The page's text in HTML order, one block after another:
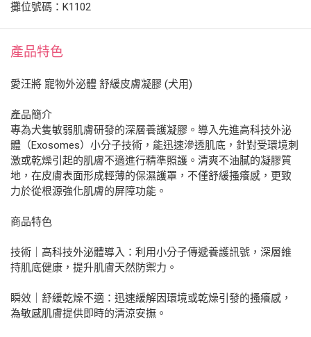
攤位號碼：K1102
產品特色
愛汪將 寵物外泌體 舒緩皮膚凝膠 (犬用)
產品簡介
專為犬隻敏弱肌膚研發的深層養護凝膠。導入先進高科技外泌
體（Exosomes）小分子技術，能迅速滲透肌底，針對受環境刺
激或乾燥引起的肌膚不適進行精準照護。清爽不油膩的凝膠質
地，在皮膚表面形成輕薄的保濕護罩，不僅舒緩搔癢感，更致
力於從根源強化肌膚的屏障功能。
商品特色
技術｜高科技外泌體導入：利用小分子傳遞養護訊號，深層維
持肌底健康，提升肌膚天然防禦力。
瞬效｜舒緩乾燥不適：迅速緩解因環境或乾燥引發的搔癢感，
為敏感肌膚提供即時的清涼安撫。